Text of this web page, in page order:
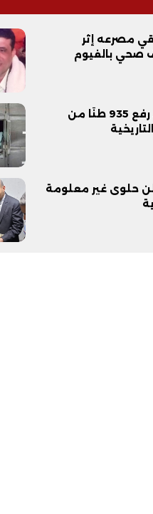
مصرعه إثر
صحي بالفيوم
الغربية في يوم واحد.. رفع 935 طنًا من
حلوى غير معلومة